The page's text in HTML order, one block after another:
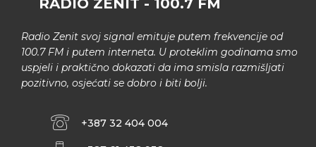
RADIO ZENIT - 100.7 FM
Radio Zenit svoj signal emituje putem frekvencije od
100.7 FM i putem interneta. U proteklim godinama smo
uspjeli i praktično dokazati da ima smisla razmišljati
pozitivno, osjećati se dobro i biti bolji.
+387 32 404 004